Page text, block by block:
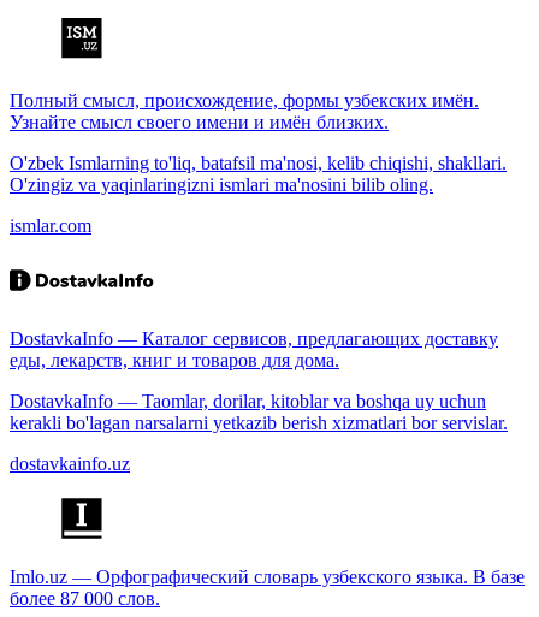
Полный смысл, происхождение, формы узбекских имён.
Узнайте смысл своего имени и имён близких.
O'zbek Ismlarning to'liq, batafsil ma'nosi, kelib chiqishi, shakllari.
O'zingiz va yaqinlaringizni ismlari ma'nosini bilib oling.
ismlar.com
DostavkaInfo — Каталог сервисов, предлагающих доставку
еды, лекарств, книг и товаров для дома.
DostavkaInfo — Taomlar, dorilar, kitoblar va boshqa uy uchun
kerakli bo'lagan narsalarni yetkazib berish xizmatlari bor servislar.
dostavkainfo.uz
Imlo.uz — Орфографический словарь узбекского языка. В базе
более 87 000 слов.